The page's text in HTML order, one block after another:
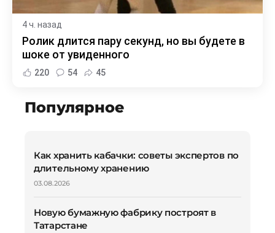
4 ч. назад
Ролик длится пару секунд, но вы будете в
шоке от увиденного
220 54 45
Популярное
Как хранить кабачки: советы экспертов по
длительному хранению
03.08.2026
Новую бумажную фабрику построят в
Татарстане